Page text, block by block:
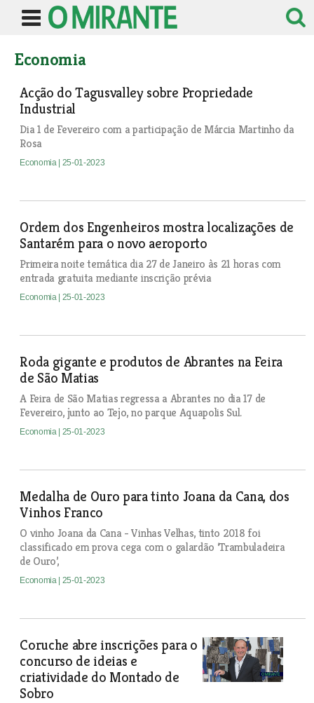
Economia
Acção do Tagusvalley sobre Propriedade
Industrial
Dia 1 de Fevereiro com a participação de Márcia Martinho da
Rosa
Economia | 25-01-2023
Ordem dos Engenheiros mostra localizações de
Santarém para o novo aeroporto
Primeira noite temática dia 27 de Janeiro às 21 horas com
entrada gratuita mediante inscrição prévia
Economia | 25-01-2023
Roda gigante e produtos de Abrantes na Feira
de São Matias
A Feira de São Matias regressa a Abrantes no dia 17 de
Fevereiro, junto ao Tejo, no parque Aquapolis Sul.
Economia | 25-01-2023
Medalha de Ouro para tinto Joana da Cana, dos
Vinhos Franco
O vinho Joana da Cana - Vinhas Velhas, tinto 2018 foi
classificado em prova cega com o galardão ‘Trambuladeira
de Ouro’,
Economia | 25-01-2023
Coruche abre inscrições para o
concurso de ideias e
criatividade do Montado de
Sobro